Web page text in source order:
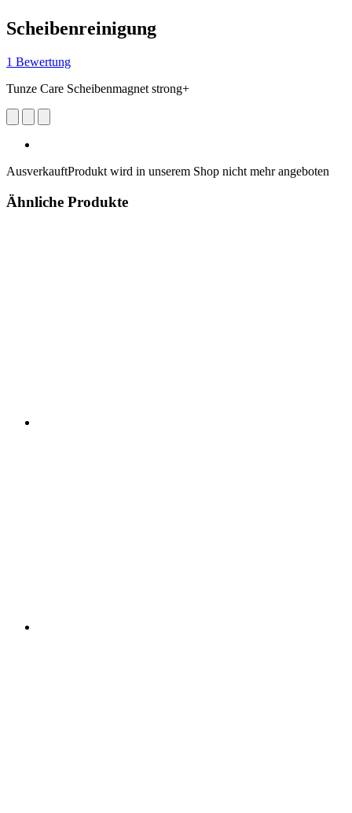
Scheibenreinigung
1 Bewertung
Tunze Care Scheibenmagnet strong+
AusverkauftProdukt wird in unserem Shop nicht mehr angeboten
Ähnliche Produkte